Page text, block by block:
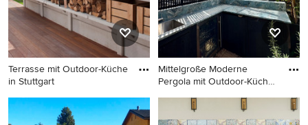
Terrasse mit Outdoor-Küche
in Stuttgart
Terrasse mit Outdoor-Küche
in Stuttgart
Mittelgroße Moderne
Pergola mit Outdoor-Küche
Mittelgroße Moderne Pergola
mit Outdoor-Küche und